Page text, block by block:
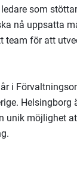
som
nå uppsatta
för att
i
Helsingborg
unik möjlighet